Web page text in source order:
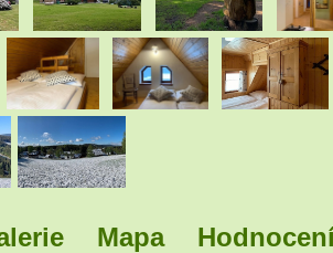
Mapa